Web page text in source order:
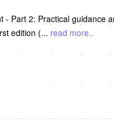
- Part 2: Practical guidance
edition (... read more..